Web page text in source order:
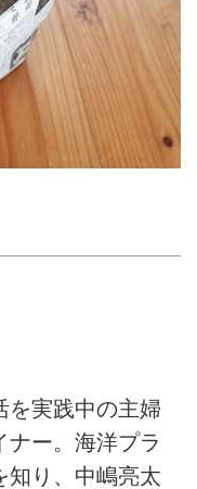
を実践中の主婦
ナー。海洋プラ
知り、中嶋亮太